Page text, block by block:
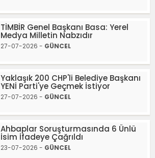
TİMBİR Genel Başkanı Basa: Yerel
Medya Milletin Nabzıdır
27-07-2026 - GÜNCEL
Yaklaşık 200 CHP'li Belediye Başkanı
YENİ Parti'ye Geçmek İstiyor
27-07-2026 - GÜNCEL
Ahbaplar Soruşturmasında 6 Ünlü
İsim İfadeye Çağrıldı
23-07-2026 - GÜNCEL